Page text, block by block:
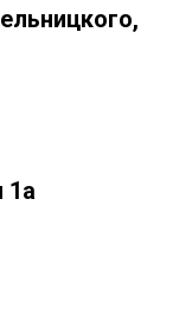
1а